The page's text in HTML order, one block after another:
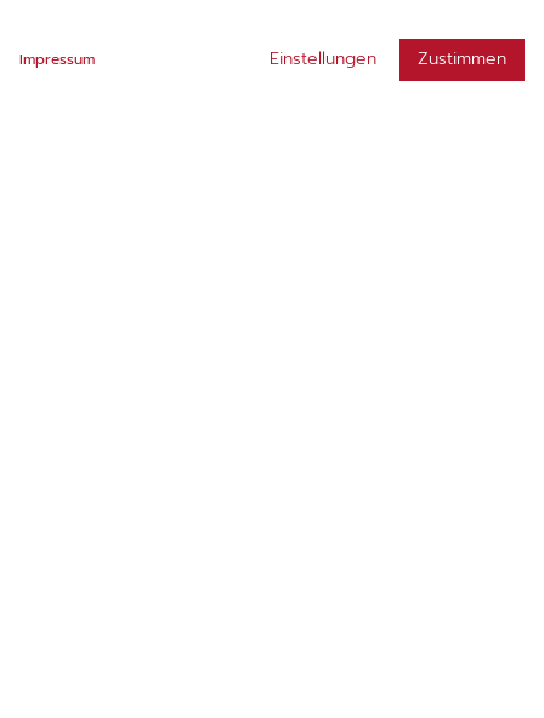
Impressum Einstellungen Zustimmen